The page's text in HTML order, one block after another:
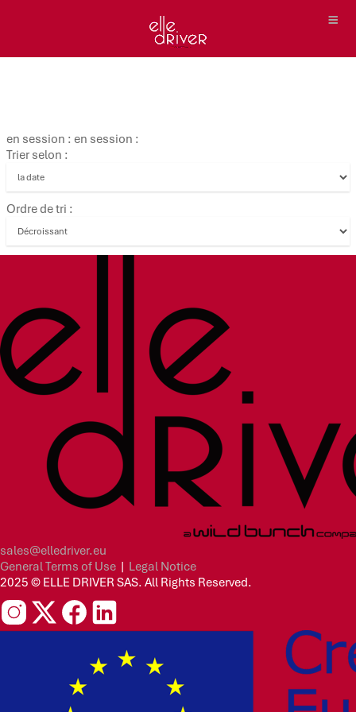
en session : en session :
Trier selon :
Ordre de tri :
sales@elledriver.eu
General Terms of Use | Legal Notice
2025 © ELLE DRIVER SAS. All Rights Reserved.